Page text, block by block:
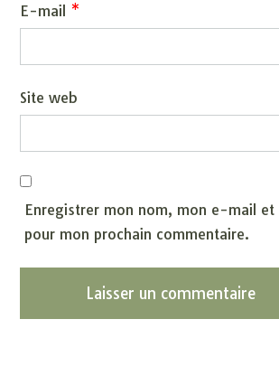
E-mail *
Site web
Enregistrer mon nom, mon e-mail
pour mon prochain commentaire.